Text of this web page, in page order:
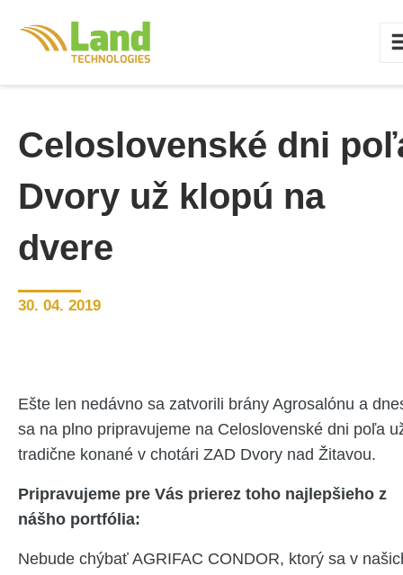
Celoslovenské dni
Dvory už klopú na
dvere
30. 04. 2019
Ešte len nedávno sa zatvorili brány Agrosalónu a
sa na plno pripravujeme na Celoslovenské dni poľa
tradične konané v chotári ZAD Dvory nad Žitavou.
Pripravujeme pre Vás prierez toho najlepšieho z
nášho portfólia:
Nebude chýbať AGRIFAC CONDOR, ktorý sa v